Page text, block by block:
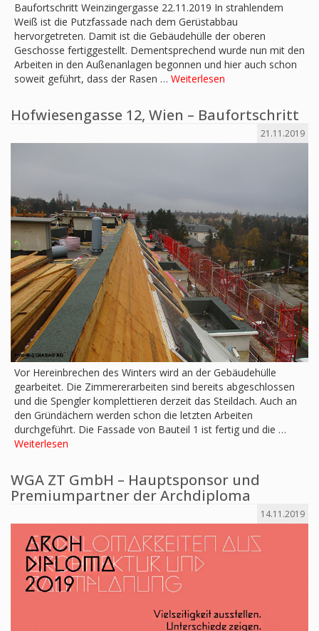
Baufortschritt Weinzingergasse 22.11.2019 In strahlendem
Weiß ist die Putzfassade nach dem Gerüstabbau
hervorgetreten. Damit ist die Gebäudehülle der oberen
Geschosse fertiggestellt. Dementsprechend wurde nun mit den
Arbeiten in den Außenanlagen begonnen und hier auch schon
soweit geführt, dass der Rasen … Weiterlesen
Hofwiesengasse 12, Wien – Baufortschritt
21.11.2019
Vor Hereinbrechen des Winters wird an der Gebäudehülle
gearbeitet. Die Zimmererarbeiten sind bereits abgeschlossen
und die Spengler komplettieren derzeit das Steildach. Auch an
den Gründächern werden schon die letzten Arbeiten
durchgeführt. Die Fassade von Bauteil 1 ist fertig und die …
Weiterlesen
WGA ZT GmbH – Hauptsponsor und
Premiumpartner der Archdiploma
14.11.2019